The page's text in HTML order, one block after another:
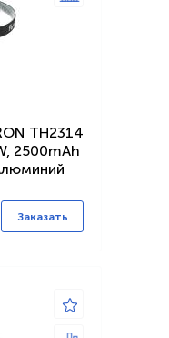
TH2314
2500mAh
Заказать